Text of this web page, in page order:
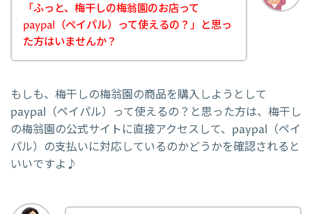
「ふっと、梅干しの梅翁園のお店って
paypal（ペイパル）って使えるの？」と思っ
た方はいませんか？
もしも、梅干しの梅翁園の商品を購入しようとして
paypal（ペイパル）って使えるの？と思った方は、梅干し
の梅翁園の公式サイトに直接アクセスして、paypal（ペイ
パル）の支払いに対応しているのかどうかを確認されると
いいですよ♪